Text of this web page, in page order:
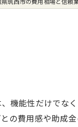
機能性だけでな
の費用感や助成金